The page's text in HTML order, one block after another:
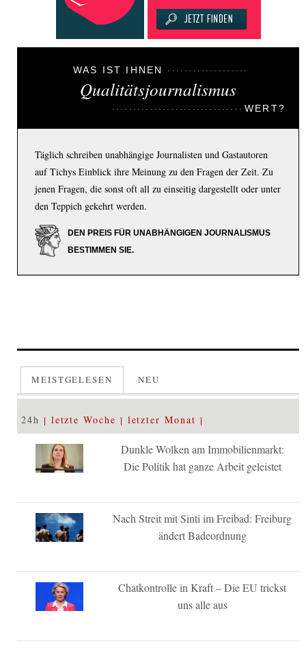
WAS IST IHNEN
Qualitätsjournalismus
WERT?
Täglich schreiben unabhängige Journalisten und Gastautoren
auf Tichys Einblick ihre Meinung zu den Fragen der Zeit. Zu
jenen Fragen, die sonst oft all zu einseitig dargestellt oder unter
den Teppich gekehrt werden.
DEN PREIS FÜR UNABHÄNGIGEN JOURNALISMUS
BESTIMMEN SIE.
MEISTGELESEN NEU
24h letzte Woche letzter Monat
Dunkle Wolken am Immobilienmarkt:
Die Politik hat ganze Arbeit geleistet
Nach Streit mit Sinti im Freibad: Freiburg
ändert Badeordnung
Chatkontrolle in Kraft – Die EU trickst
uns alle aus